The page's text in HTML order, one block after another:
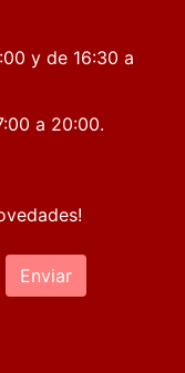
y de 16:30 a
a 20:00.
Enviar